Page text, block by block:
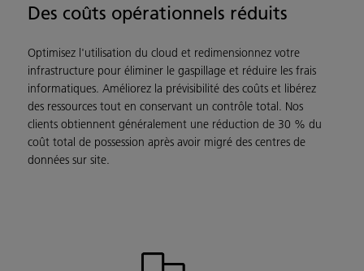
Des coûts opérationnels réduits
Optimisez l'utilisation du cloud et redimensionnez votre
infrastructure pour éliminer le gaspillage et réduire les frais
informatiques. Améliorez la prévisibilité des coûts et libérez
des ressources tout en conservant un contrôle total. Nos
clients obtiennent généralement une réduction de 30 % du
coût total de possession après avoir migré des centres de
données sur site.